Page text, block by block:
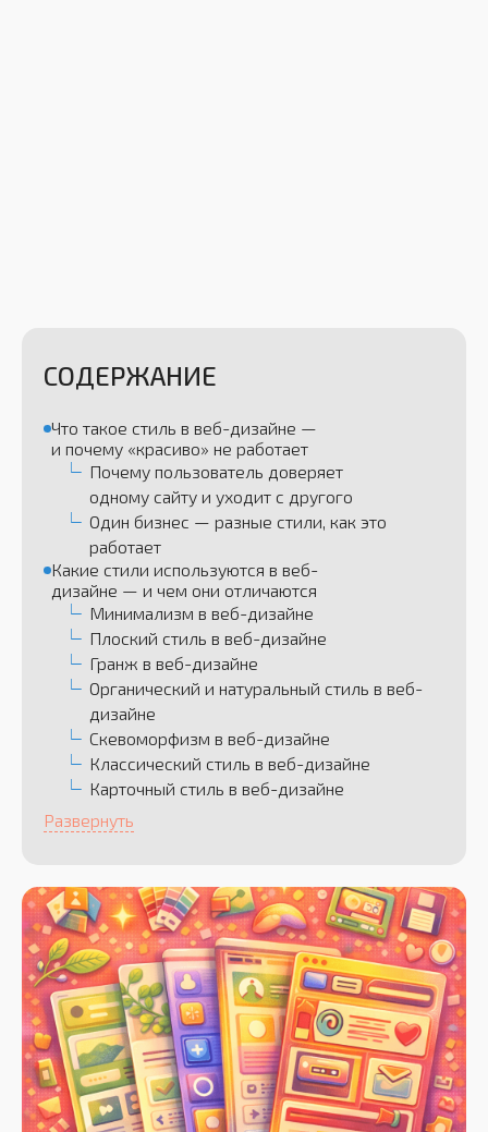
СОДЕРЖАНИЕ
Что такое стиль в веб-дизайне —
и почему «красиво» не работает
Почему пользователь доверяет
одному сайту и уходит с другого
Один бизнес — разные стили, как это
работает
Какие стили используются в веб-
дизайне — и чем они отличаются
Минимализм в веб-дизайне
Плоский стиль в веб-дизайне
Гранж в веб-дизайне
Органический и натуральный стиль в веб-
дизайне
Скевоморфизм в веб-дизайне
Классический стиль в веб-дизайне
Карточный стиль в веб-дизайне
Развернуть